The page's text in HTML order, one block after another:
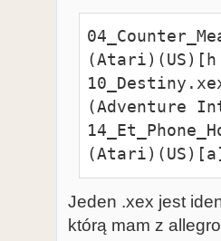
(Adventure
Jeden .xex jest
którą mam z